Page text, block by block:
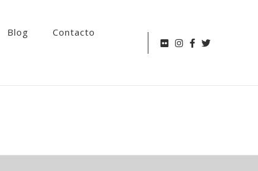
Blog
Contacto